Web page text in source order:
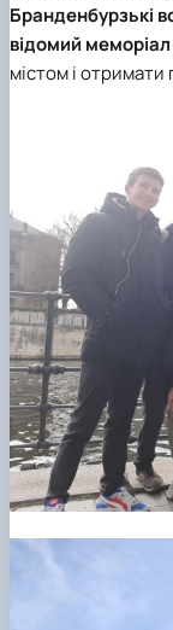
Бранденбурзькі
відомий
містом і